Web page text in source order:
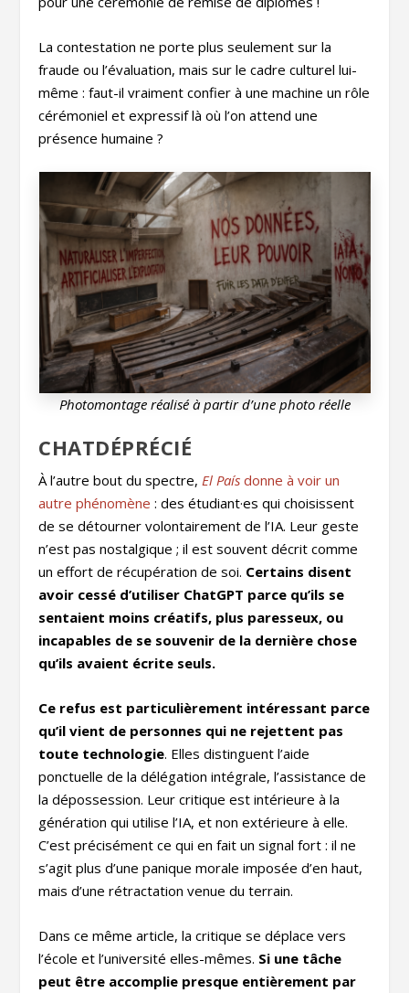
La contestation ne porte plus seulement sur la
fraude ou l’évaluation, mais sur le cadre culturel lui-
même : faut-il vraiment confier à une machine un rôle
cérémoniel et expressif là où l’on attend une
présence humaine ?
Photomontage réalisé à partir d’une photo réelle
CHATDÉPRÉCIÉ
À l’autre bout du spectre, El País donne à voir un
autre phénomène : des étudiant·es qui choisissent
de se détourner volontairement de l’IA. Leur geste
n’est pas nostalgique ; il est souvent décrit comme
un effort de récupération de soi. Certains disent
avoir cessé d’utiliser ChatGPT parce qu’ils se
sentaient moins créatifs, plus paresseux, ou
incapables de se souvenir de la dernière chose
qu’ils avaient écrite seuls.
Ce refus est particulièrement intéressant parce
qu’il vient de personnes qui ne rejettent pas
toute technologie. Elles distinguent l’aide
ponctuelle de la délégation intégrale, l’assistance de
la dépossession. Leur critique est intérieure à la
génération qui utilise l’IA, et non extérieure à elle.
C’est précisément ce qui en fait un signal fort : il ne
s’agit plus d’une panique morale imposée d’en haut,
mais d’une rétractation venue du terrain.
Dans ce même article, la critique se déplace vers
l’école et l’université elles-mêmes. Si une tâche
peut être accomplie presque entièrement par